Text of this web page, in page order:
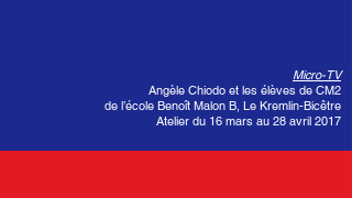
Micro-TV
Angèle Chiodo et les élèves de CM2
de l’école Benoît Malon B, Le Kremlin-Bicêtre
Atelier du 16 mars au 28 avril 2017